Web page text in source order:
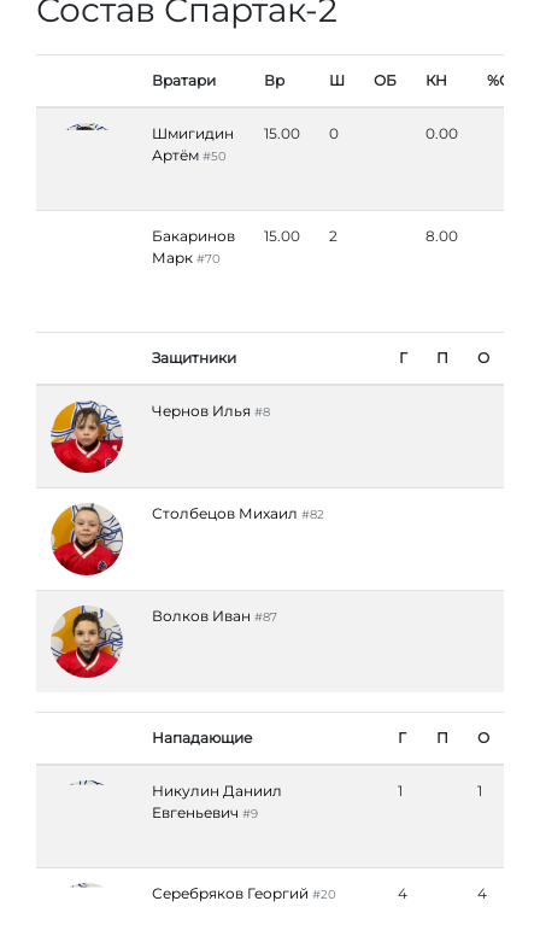
Состав Спартак-2
Вратари Вр Ш ОБ КН %ОБ
Шмигидин
Артём #50
15.00 0 0.00
Бакаринов
Марк #70
15.00 2 8.00
Защитники Г П О
Чернов Илья #8
Столбецов Михаил #82
Волков Иван #87
Нападающие Г П О
Никулин Даниил
Евгеньевич #9
1 1
Серебряков Георгий #20 4 4